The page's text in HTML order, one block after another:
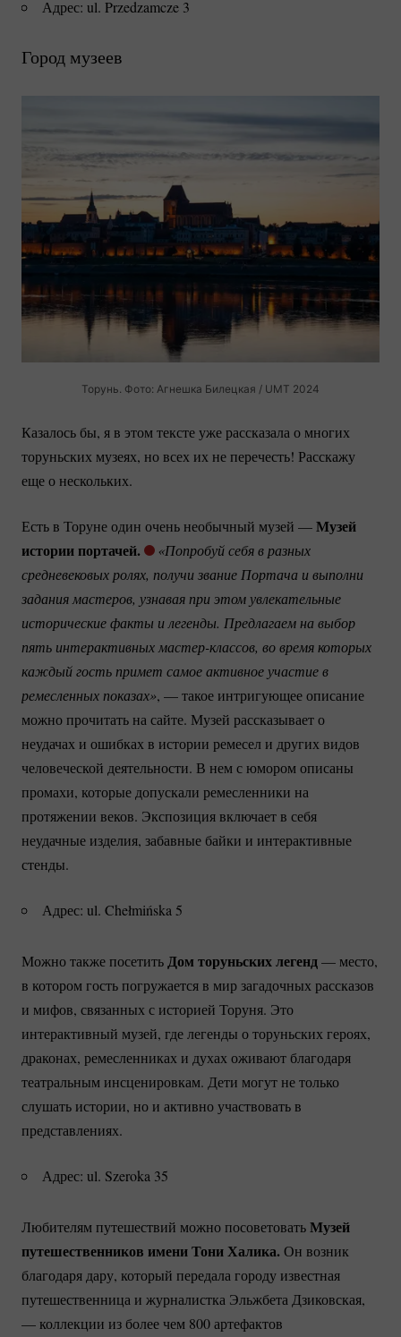
Адрес: ul. Przedzamcze 3
Город музеев
Торунь. Фото: Агнешка Билецкая / UMT 2024
Казалось бы, я в этом тексте уже рассказала о многих
торуньских музеях, но всех их не перечесть! Расскажу
еще о нескольких.
Есть в Торуне один очень необычный музей —Музей
истории портачей.
«Попробуй себя в разных
средневековых ролях, получи звание Портача и выполни
задания мастеров, узнавая при этом увлекательные
исторические факты и легенды. Предлагаем на выбор
пять интерактивных мастер-классов, во время которых
каждый гость примет самое активное участие в
ремесленных показах», — такое интригующее описание
можно прочитать на сайте. Музей рассказывает о
неудачах и ошибках в истории ремесел и других видов
человеческой деятельности. В нем с юмором описаны
промахи, которые допускали ремесленники на
протяжении веков. Экспозиция включает в себя
неудачные изделия, забавные байки и интерактивные
стенды.
Адрес: ul. Chełmińska 5
Можно также посетитьДом торуньских легенд— место,
в котором гость погружается в мир загадочных рассказов
и мифов, связанных с историей Торуня. Это
интерактивный музей, где легенды о торуньских героях,
драконах, ремесленниках и духах оживают благодаря
театральным инсценировкам. Дети могут не только
слушать истории, но и активно участвовать в
представлениях.
Адрес: ul. Szeroka 35
Любителям путешествий можно посоветоватьМузей
путешественников имени Тони Халика. Он возник
благодаря дару, который передала городу известная
путешественница и журналистка Эльжбета Дзиковская,
— коллекции из более чем 800 артефактов